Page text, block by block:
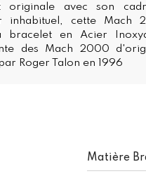
Matière
originale avec son
inhabituel, cette Mach
bracelet en Acier
des Mach 2000
Roger Talon en 1996